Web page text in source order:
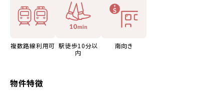
複数路線利用可 駅徒歩10分以
内
南向き
物件特徴